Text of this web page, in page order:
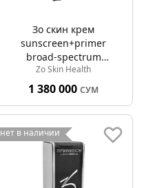
Зо скин крем
sunscreen+primer
broad-spectrum
солнцезащитный для
лица spf 30 30мл
Zo Skin Health
1 380 000 СУМ
нет в наличии